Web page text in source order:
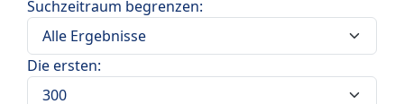
Suchzeitraum begrenzen:
Die ersten: